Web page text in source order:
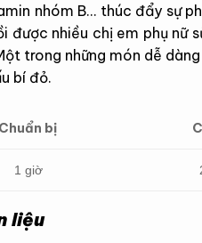
nhóm B… thúc đẩy sự
được nhiều chị em phụ nữ
trong những món dễ
bí đỏ.
Chuẩn bị
1 giờ
liệu